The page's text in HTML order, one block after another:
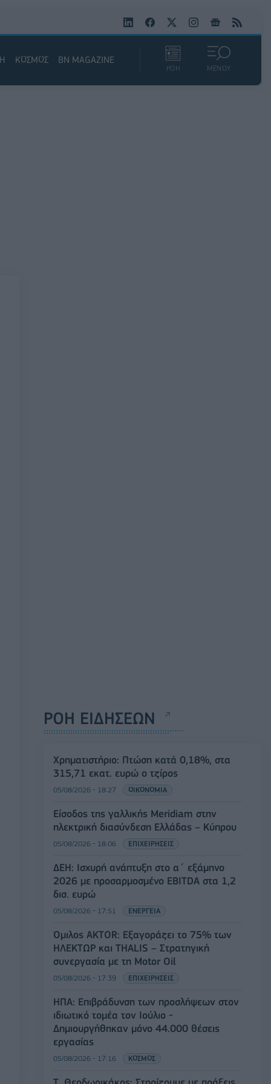
ΚΟΣΜΟΣ BN MAGAZINE
ΡΟΗ ΜΕΝΟΥ
ΡΟΗ ΕΙΔΗΣΕΩΝ
Χρηματιστήριο: Πτώση κατά 0,18%, στα
315,71 εκατ. ευρώ ο τζίρος
05/08/2026 - 18:27 ΟΙΚΟΝΟΜΙΑ
Είσοδος της γαλλικής Meridiam στην
ηλεκτρική διασύνδεση Ελλάδας – Κύπρου
05/08/2026 - 18:06 ΕΠΙΧΕΙΡΗΣΕΙΣ
ΔΕΗ: Ισχυρή ανάπτυξη στο α΄ εξάμηνο
2026 με προσαρμοσμένο EBITDA στα 1,2
δισ. ευρώ
05/08/2026 - 17:51 ΕΝΕΡΓΕΙΑ
Όμιλος AKTOR: Εξαγοράζει το 75% των
ΗΛΕΚΤΩΡ και THALIS – Στρατηγική
συνεργασία με τη Motor Oil
05/08/2026 - 17:39 ΕΠΙΧΕΙΡΗΣΕΙΣ
ΗΠΑ: Επιβράδυνση των προσλήψεων στον
ιδιωτικό τομέα τον Ιούλιο -
Δημιουργήθηκαν μόνο 44.000 θέσεις
εργασίας
05/08/2026 - 17:16 ΚΟΣΜΟΣ